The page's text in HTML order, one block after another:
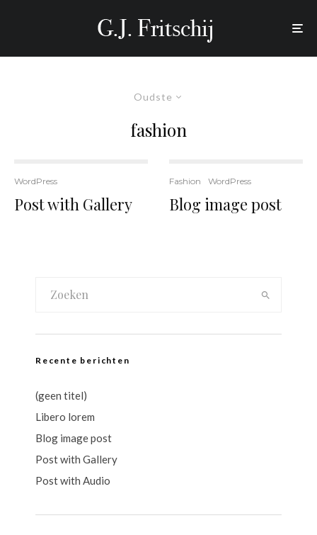
Oudste
fashion
WordPress
Post with Gallery
Fashion WordPress
Blog image post
Recente berichten
(geen titel)
Libero lorem
Blog image post
Post with Gallery
Post with Audio